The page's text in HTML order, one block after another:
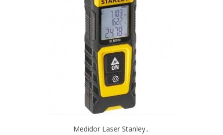
Medidor Laser Stanley...